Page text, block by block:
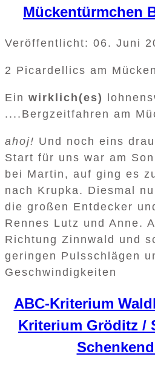
Mückentürmchen
Veröffentlicht: 06. Juni
2 Picardellics am
Ein wirklich(es)
....Bergzeitfahren am
ahoj! Und noch eins
Start für uns war am
bei Martin, auf ging es
nach Krupka. Diesmal
die großen Entdecker
Rennes Lutz und Anne.
Richtung Zinnwald und
geringen Pulsschlägen
Geschwindigkeiten
ABC-Kriterium
Kriterium Gröditz /